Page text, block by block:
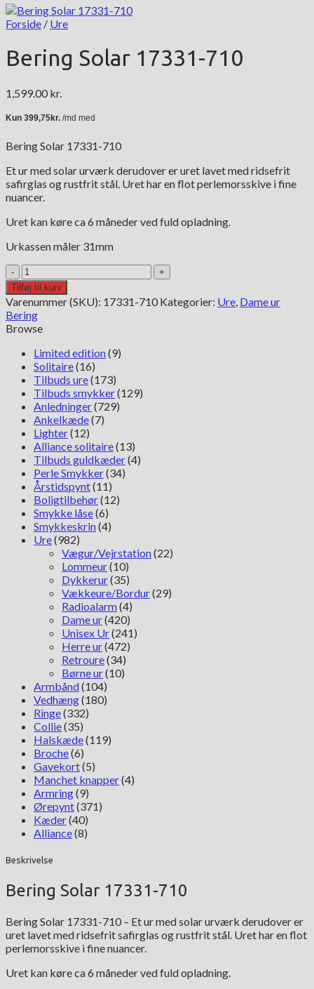
Forside / Ure
Bering Solar 17331-710
1,599.00 kr.
Bering Solar 17331-710
Et ur med solar urværk derudover er uret lavet med ridsefrit
safirglas og rustfrit stål. Uret har en flot perlemorsskive i fine
nuancer.
Uret kan køre ca 6 måneder ved fuld opladning.
Urkassen måler 31mm
Bering
Solar
17331-
710
antal
Tilføj til kurv
Varenummer (SKU): 17331-710 Kategorier: Ure, Dame ur
Bering
Browse
Limited edition(9)
Solitaire(16)
Tilbuds ure(173)
Tilbuds smykker(129)
Anledninger(729)
Ankelkæde(7)
Lighter(12)
Alliance solitaire(13)
Tilbuds guldkæder(4)
Perle Smykker(34)
Årstidspynt(11)
Boligtilbehør(12)
Smykke låse(6)
Smykkeskrin(4)
Ure(982)
Vægur/Vejrstation(22)
Lommeur(10)
Dykkerur(35)
Vækkeure/Bordur(29)
Radioalarm(4)
Dame ur(420)
Unisex Ur(241)
Herre ur(472)
Retroure(34)
Børne ur(10)
Armbånd(104)
Vedhæng(180)
Ringe(332)
Collie(35)
Halskæde(119)
Broche(6)
Gavekort(5)
Manchet knapper(4)
Armring(9)
Ørepynt(371)
Kæder(40)
Alliance(8)
Beskrivelse
Bering Solar 17331-710
Bering Solar 17331-710 – Et ur med solar urværk derudover er
uret lavet med ridsefrit safirglas og rustfrit stål. Uret har en flot
perlemorsskive i fine nuancer.
Uret kan køre ca 6 måneder ved fuld opladning.